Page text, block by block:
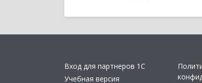
Вход для партнеров 1С
Учебная версия